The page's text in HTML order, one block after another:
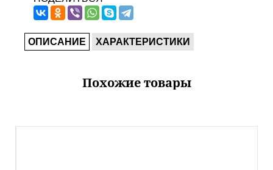
ОПИСАНИЕ ХАРАКТЕРИСТИКИ
Похожие товары